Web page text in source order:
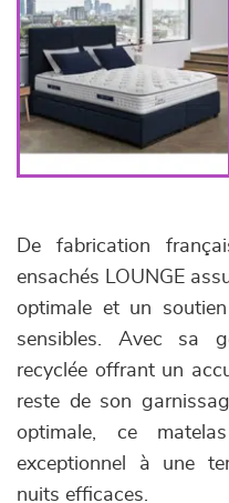
De fabrication
ensachés LOUNGE
optimale et un
sensibles. Avec sa
recyclée offrant un
reste de son
optimale, ce
exceptionnel à une
nuits efficaces.